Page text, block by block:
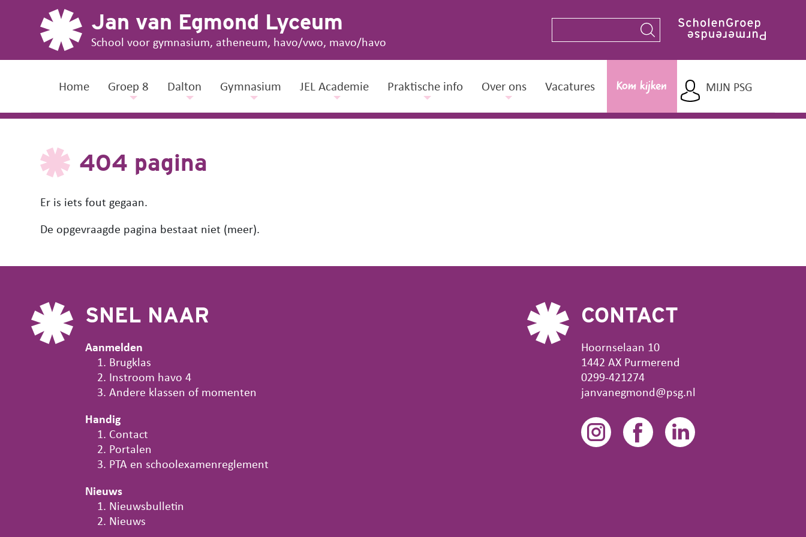
Jan van Egmond Lyceum
School voor gymnasium, atheneum, havo/vwo, mavo/havo
Home Groep 8 Dalton Gymnasium JEL Academie Praktische info Over ons Vacatures Kom kijken MIJN PSG
404 pagina
Er is iets fout gegaan.
De opgevraagde pagina bestaat niet (meer).
SNEL NAAR
Aanmelden
Brugklas
Instroom havo 4
Andere klassen of momenten
Handig
Contact
Portalen
PTA en schoolexamenreglement
Nieuws
Nieuwsbulletin
Nieuws
CONTACT
Hoornselaan 10
1442 AX Purmerend
0299-421274
janvanegmond@psg.nl